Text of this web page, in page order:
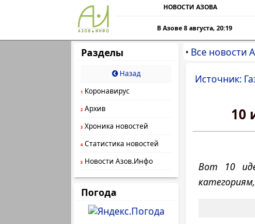
НОВОСТИ АЗОВА
В Азове 8 августа, 20:19
Разделы
Назад
1 Коронавирус
2 Архив
3 Хроника новостей
4 Статистика новостей
5 Новости Азов.Инфо
Погода
• Все новости
Источник:
10
Вот 10